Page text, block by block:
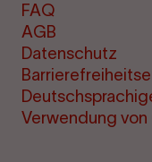
FAQ
AGB
Datenschutz
Verwendung